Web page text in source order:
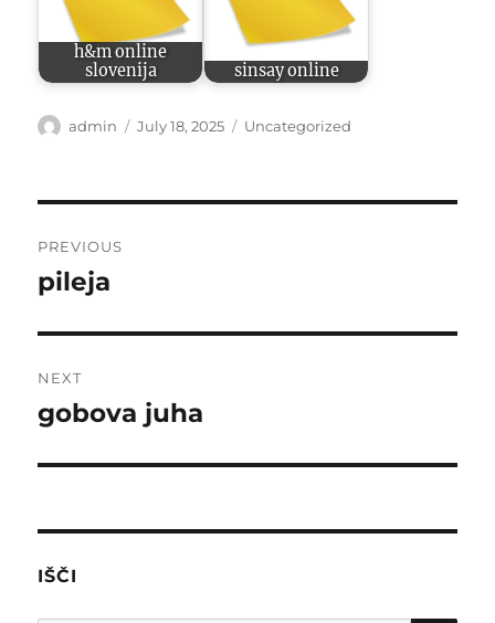
h&m online
slovenija
sinsay online
Author
admin
Posted
July 18, 2025 Categories
Uncategorized
navigation
PREVIOUS
Previous
pileja
NEXT
Next
gobova juha
IŠČI